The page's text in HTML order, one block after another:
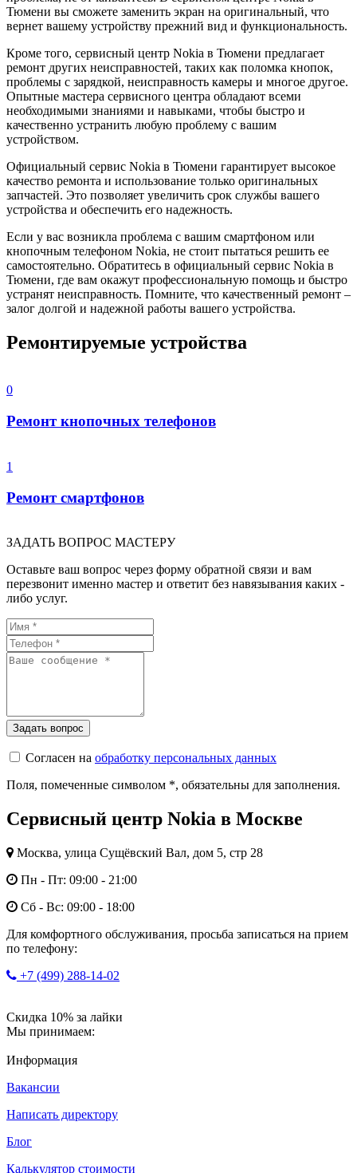
Тюмени вы сможете заменить экран на оригинальный, что
вернет вашему устройству прежний вид и функциональность.
Кроме того, сервисный центр Nokia в Тюмени предлагает
ремонт других неисправностей, таких как поломка кнопок,
проблемы с зарядкой, неисправность камеры и многое другое.
Опытные мастера сервисного центра обладают всеми
необходимыми знаниями и навыками, чтобы быстро и
качественно устранить любую проблему с вашим
устройством.
Официальный сервис Nokia в Тюмени гарантирует высокое
качество ремонта и использование только оригинальных
запчастей. Это позволяет увеличить срок службы вашего
устройства и обеспечить его надежность.
Если у вас возникла проблема с вашим смартфоном или
кнопочным телефоном Nokia, не стоит пытаться решить ее
самостоятельно. Обратитесь в официальный сервис Nokia в
Тюмени, где вам окажут профессиональную помощь и быстро
устранят неисправность. Помните, что качественный ремонт –
залог долгой и надежной работы вашего устройства.
Ремонтируемые устройства
0
Ремонт кнопочных телефонов
1
Ремонт смартфонов
ЗАДАТЬ ВОПРОС МАСТЕРУ
Оставьте ваш вопрос через форму обратной связи и вам
перезвонит именно мастер и ответит без навязывания каких -
либо услуг.
Согласен на обработку персональных данных
Поля, помеченные символом *, обязательны для заполнения.
Сервисный центр Nokia в Москве
Москва, улица Сущёвский Вал, дом 5, стр 28
Пн - Пт: 09:00 - 21:00
Сб - Вс: 09:00 - 18:00
Для комфортного обслуживания, просьба записаться на прием
по телефону:
+7 (499) 288-14-02
Скидка 10% за лайки
Мы принимаем:
Информация
Вакансии
Написать директору
Блог
Калькулятор стоимости